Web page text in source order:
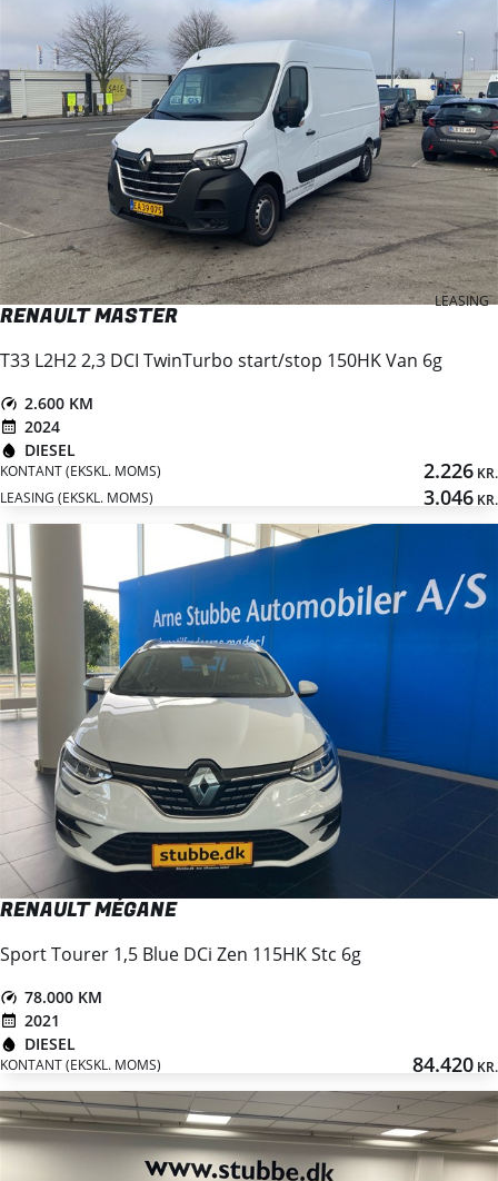
LEASING
RENAULT MASTER
T33 L2H2 2,3 DCI TwinTurbo start/stop 150HK Van 6g
2.600 KM
2024
DIESEL
KONTANT (EKSKL. MOMS) 2.226 KR.
LEASING (EKSKL. MOMS)
3.046 KR.
RENAULT MÉGANE
Sport Tourer 1,5 Blue DCi Zen 115HK Stc 6g
78.000 KM
2021
DIESEL
KONTANT (EKSKL. MOMS) 84.420 KR.